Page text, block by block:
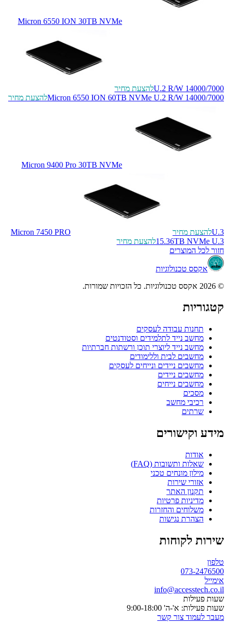
Micron 6550 ION 30TB NVMe
U.2 R/W 14000/7000להצעת מחיר
Micron 6550 ION 60TB NVMe U.2 R/W 14000/7000להצעת מחיר
Micron 9400 Pro 30TB NVMe
U.3להצעת מחיר
Micron 7450 PRO
15.36TB NVMe U.3להצעת מחיר
חזור לכל המוצרים
אקסס טכנולוגיות
© 2026 אקסס טכנולוגיות. כל הזכויות שמורות.
קטגוריות
תחנות עבודה לעסקים
מחשב נייד לתלמידים וסטודנטים
מחשב נייד ליוצרי תוכן ורשתות חברתיות
מחשבים לבית וללימודים
מחשבים ניידים ונייחים לעסקים
מחשבים ניידים
מחשבים נייחים
מסכים
רכיבי מחשב
שרתים
מידע וקישורים
אודות
שאלות ותשובות (FAQ)
מילון מונחים טכני
אזורי שירות
תקנון האתר
מדיניות פרטיות
משלוחים והחזרות
הצהרת נגישות
שירות לקוחות
טלפון
073-2476500
אימייל
info@accesstech.co.il
שעות פעילות
שעות פעילות: א'-ה' 9:00-18:00
מעבר לעמוד צור קשר